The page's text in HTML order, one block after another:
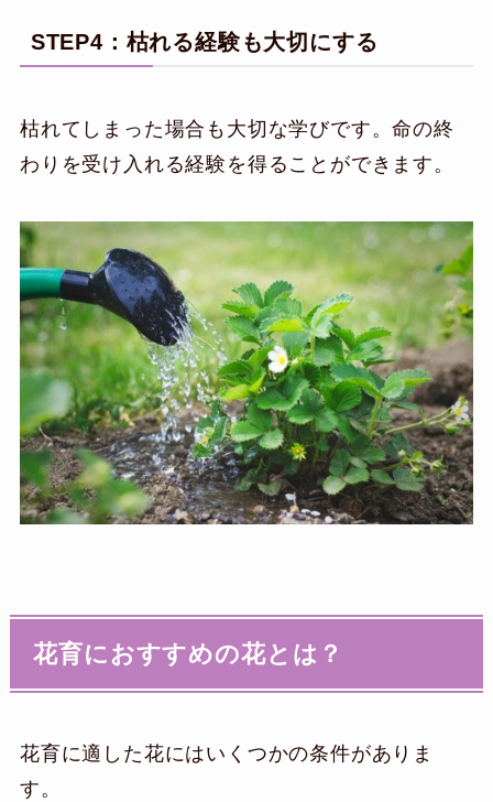
STEP4：枯れる経験も大切にする
枯れてしまった場合も大切な学びです。命の終
わりを受け入れる経験を得ることができます。
花育におすすめの花とは？
花育に適した花にはいくつかの条件がありま
す。